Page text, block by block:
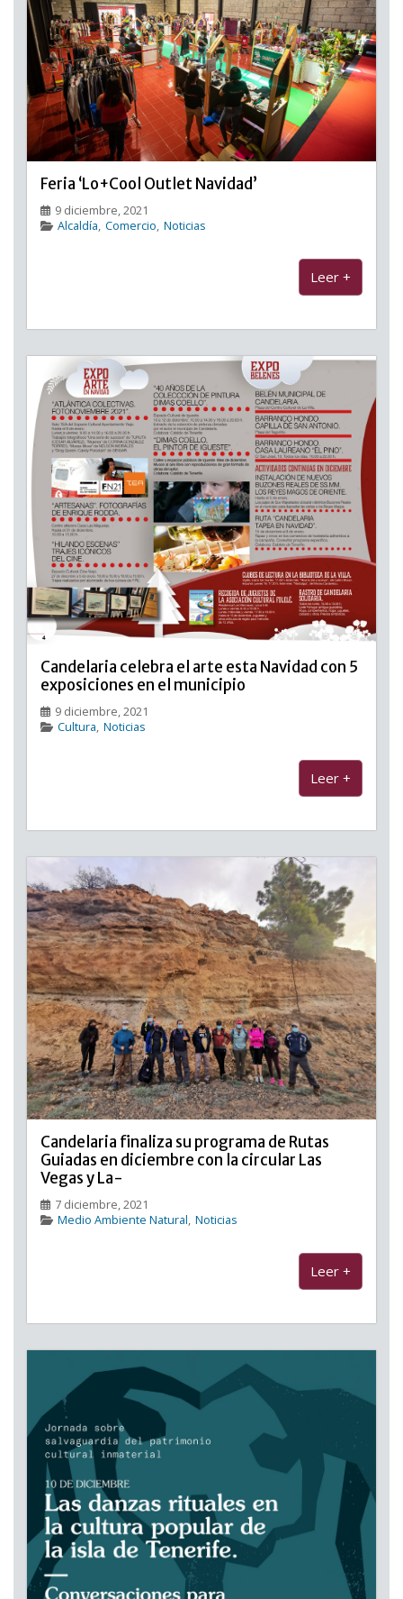
Feria ‘Lo+Cool Outlet Navidad’
9 diciembre, 2021
Alcaldía, Comercio, Noticias
Leer +
Candelaria celebra el arte esta Navidad con 5
exposiciones en el municipio
9 diciembre, 2021
Cultura, Noticias
Leer +
Candelaria finaliza su programa de Rutas
Guiadas en diciembre con la circular Las
Vegas y La-
7 diciembre, 2021
Medio Ambiente Natural, Noticias
Leer +